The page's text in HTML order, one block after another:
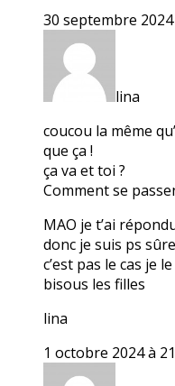
30 septembre
lina
coucou la même
que ça !
ça va et toi ?
Comment se
MAO je t’ai
donc je suis ps
c’est pas le cas je
bisous les filles
lina
1 octobre 2024 à